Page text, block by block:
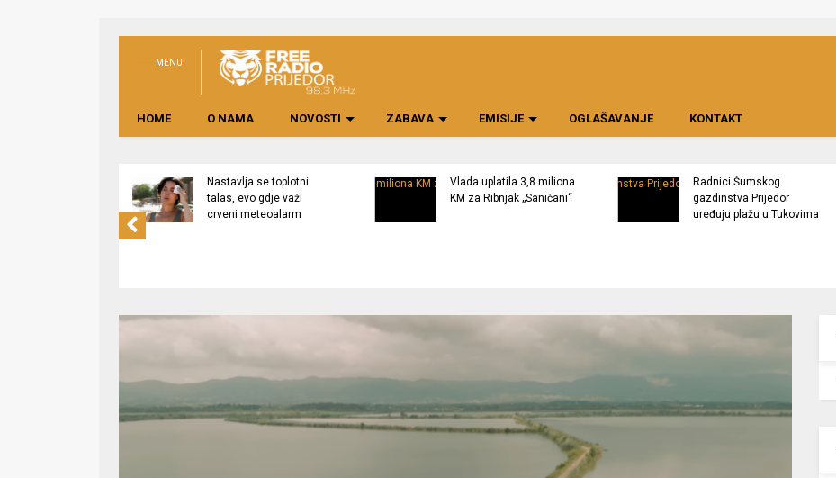
MENU
HOME O NAMA NOVOSTI ZABAVA EMISIJE OGLAŠAVANJE KONTAKT
Nastavlja se toplotni
talas, evo gdje važi
crveni meteoalarm
Vlada uplatila 3,8 miliona
KM za Ribnjak „Saničani“
Radnici Šumskog
gazdinstva Prijedor
uređuju plažu u Tukovima